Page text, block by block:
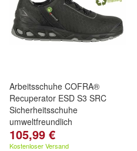
Arbeitsschuhe COFRA®
Recuperator ESD S3 SRC
Sicherheitsschuhe
umweltfreundlich
105,99 €
Kostenloser Versand